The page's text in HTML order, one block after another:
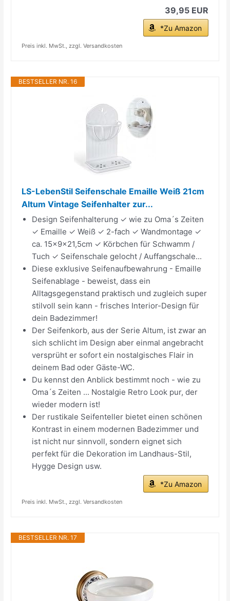
39,95 EUR
*Zu Amazon
Preis inkl. MwSt., zzgl. Versandkosten
BESTSELLER NR. 16
LS-LebenStil Seifenschale Emaille Weiß 21cm
Altum Vintage Seifenhalter zur...
Design Seifenhalterung ✓ wie zu Oma´s Zeiten
✓ Emaille ✓ Weiß ✓ 2-fach ✓ Wandmontage ✓
ca. 15x9x21,5cm ✓ Körbchen für Schwamm /
Tuch ✓ Seifenschale gelocht / Auffangschale...
Diese exklusive Seifenaufbewahrung - Emaille
Seifenablage - beweist, dass ein
Alltagsgegenstand praktisch und zugleich super
stilvoll sein kann - frisches Interior-Design für
dein Badezimmer!
Der Seifenkorb, aus der Serie Altum, ist zwar an
sich schlicht im Design aber einmal angebracht
versprüht er sofort ein nostalgisches Flair in
deinem Bad oder Gäste-WC.
Du kennst den Anblick bestimmt noch - wie zu
Oma´s Zeiten ... Nostalgie Retro Look pur, der
wieder modern ist!
Der rustikale Seifenteller bietet einen schönen
Kontrast in einem modernen Badezimmer und
ist nicht nur sinnvoll, sondern eignet sich
perfekt für die Dekoration im Landhaus-Stil,
Hygge Design usw.
*Zu Amazon
Preis inkl. MwSt., zzgl. Versandkosten
BESTSELLER NR. 17